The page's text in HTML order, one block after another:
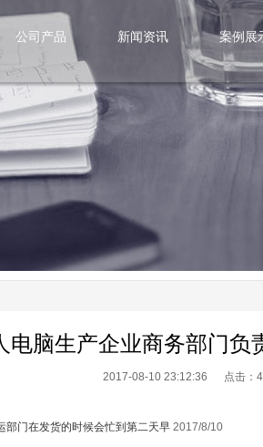
公司产品
公司产品
新闻资讯
案例展
案例展
电脑生产企业商务部门负
2017-08-10 23:12:36 点击：
部门在发货的时候会忙到第二天早 2017/8/10